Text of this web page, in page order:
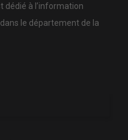
dédié à l’information
le département de la